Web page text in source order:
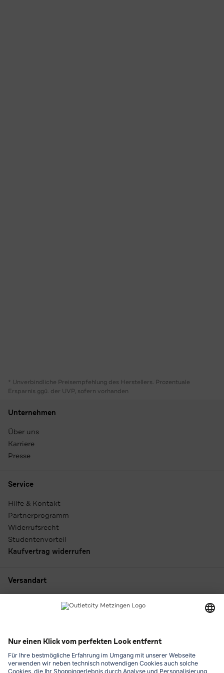
* Unverbindliche Preisempfehlung des Herstellers. Prozentuale
Ersparnis ggü. der UVP, sofern vorhanden
Unternehmen
Über uns
Karriere
Presse
Service
Hilfe & Kontakt
Partnerprogramm
Widerrufsrecht
Studentenvorteil
Kaufvertrag widerrufen
Versandart